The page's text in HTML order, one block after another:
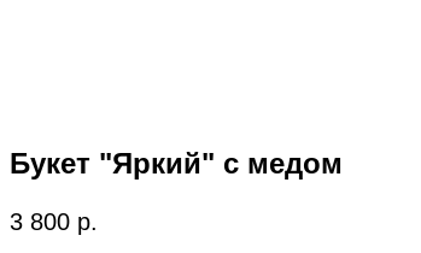
Букет "Яркий" с медом
3 800 р.